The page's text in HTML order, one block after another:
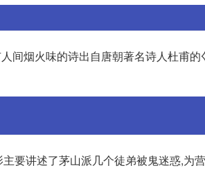
间烟火味的诗出自唐朝著名诗人杜甫
要讲述了茅山派几个徒弟被鬼迷惑,为